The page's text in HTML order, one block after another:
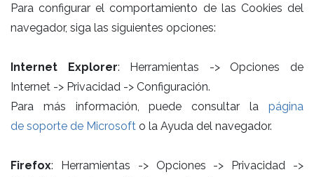
Para configurar el comportamiento de las Cookies del
navegador, siga las siguientes opciones:
Internet Explorer: Herramientas -> Opciones de
Internet -> Privacidad -> Configuración.
Para más información, puede consultar la página
de soporte de Microsoft o la Ayuda del navegador.
Firefox: Herramientas -> Opciones -> Privacidad ->